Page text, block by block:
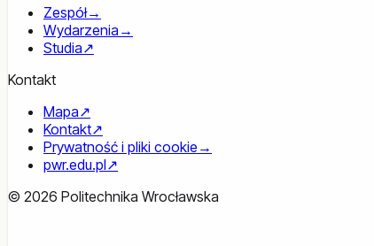
Zespół→
Wydarzenia →
Studia↗
Kontakt
Mapa↗
Kontakt↗
Prywatność i pliki cookie →
pwr.edu.pl↗
© 2026 Politechnika Wrocławska